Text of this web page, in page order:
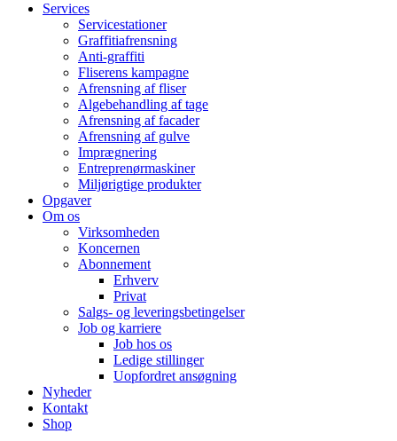
Services
Servicestationer
Graffitiafrensning
Anti-graffiti
Fliserens kampagne
Afrensning af fliser
Algebehandling af tage
Afrensning af facader
Afrensning af gulve
Imprægnering
Entreprenørmaskiner
Miljørigtige produkter
Opgaver
Om os
Virksomheden
Koncernen
Abonnement
Erhverv
Privat
Salgs- og leveringsbetingelser
Job og karriere
Job hos os
Ledige stillinger
Uopfordret ansøgning
Nyheder
Kontakt
Shop